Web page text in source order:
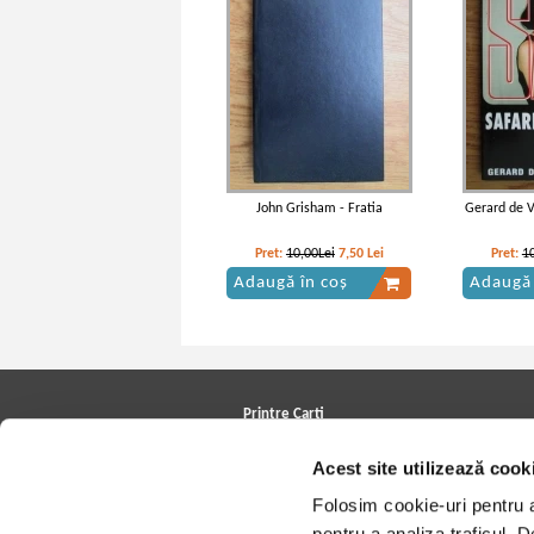
Acest site utilizează
Folosim cookie-uri pentru
John Grisham - Fratia
Pret: 10,00Lei 7,50 Lei
Adaugă în coș
Gerard de
Pret:
Printre Carti